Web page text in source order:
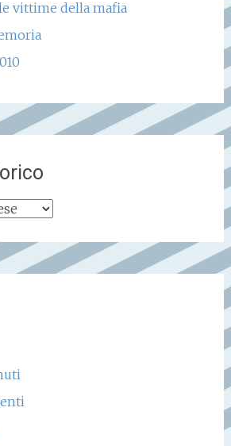
vittime della mafia